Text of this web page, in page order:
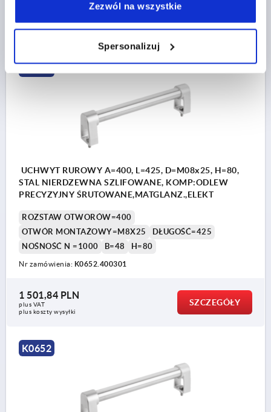
Zezwól na wszystkie
Spersonalizuj
plus VAT
plus koszty wysyłki
SZCZEGÓŁY
UCHWYT RUROWY A=400, L=425, D=M08x25, H=80,
STAL NIERDZEWNA SZLIFOWANE, KOMP:ODLEW
PRECYZYJNY ŚRUTOWANE,MATGLANZ.,ELEKT
ROZSTAW OTWORÓW=400
OTWÓR MONTAŻOWY=M8X25
DŁUGOŚĆ=425
NOŚNOŚĆ N =1000
B=48 H=80
Nr zamówienia: K0652.400301
1 501,84 PLN
plus VAT
plus koszty wysyłki
SZCZEGÓŁY
K0652